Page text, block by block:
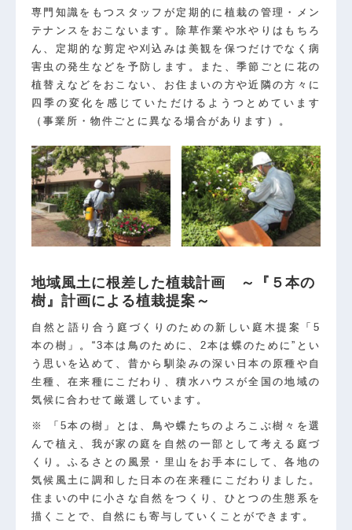
専門知識をもつスタッフが定期的に植栽の管理・メン
テナンスをおこないます。除草作業や水やりはもちろ
ん、定期的な剪定や刈込みは美観を保つだけでなく病
害虫の発生などを予防します。また、季節ごとに花の
植替えなどをおこない、お住まいの方や近隣の方々に
四季の変化を感じていただけるようつとめています
（事業所・物件ごとに異なる場合があります）。
地域風土に根差した植栽計画 ～『５本の
樹』計画による植栽提案～
自然と語り合う庭づくりのための新しい庭木提案「5
本の樹」。“3本は鳥のために、2本は蝶のために”とい
う思いを込めて、昔から馴染みの深い日本の原種や自
生種、在来種にこだわり、積水ハウスが全国の地域の
気候に合わせて厳選しています。
※ 「5本の樹」とは、鳥や蝶たちのよろこぶ樹々を選
んで植え、我が家の庭を自然の一部として考える庭づ
くり。ふるさとの風景・里山をお手本にして、各地の
気候風土に調和した日本の在来種にこだわりました。
住まいの中に小さな自然をつくり、ひとつの生態系を
描くことで、自然にも寄与していくことができます。